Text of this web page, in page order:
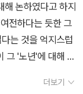
논하였다고 하지
전하다는 듯한 그
는 것을 억지스럽
그 '노년'에 대해 설
상전이인 것을 밝
더보기